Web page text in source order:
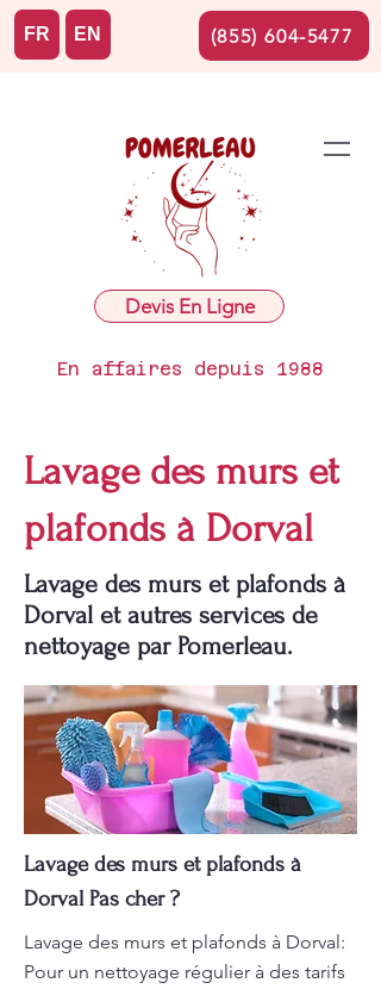
Devis En Ligne
En affaires depuis 1988
FR EN (855) 604-5477
Lavage des murs et
plafonds à Dorval
Lavage des murs et plafonds à
Dorval et autres services de
nettoyage par Pomerleau.
Lavage des murs et plafonds à
Dorval Pas cher ?
Lavage des murs et plafonds à Dorval:
Pour un nettoyage régulier à des tarifs